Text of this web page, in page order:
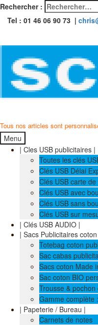
Rechercher :
Tel : 01 46 06 90 73 |
Tous nos articles sont
Menu
| Cles USB publicitaires |
Toutes les clés
Clés USB Délai
Clés USB carte de
Clés USB avec
Clés USB sans
Clés USB sur
| Clés USB AUDIO |
| Sacs Publicitaires
Totebag coton
Sac cabas
Sacs coton Made
Sac coton BIO
Trousse & pochon
Gamme complète
| Papeterie / Bureau |
Carnets de notes